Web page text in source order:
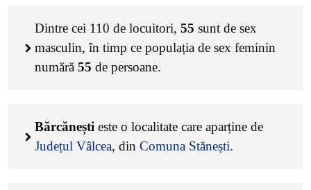
Dintre cei 110 de locuitori, 55 sunt de sex
masculin, în timp ce populația de sex feminin
numără 55 de persoane.
Bărcănești este o localitate care aparține de
Județul Vâlcea, din Comuna Stănești.